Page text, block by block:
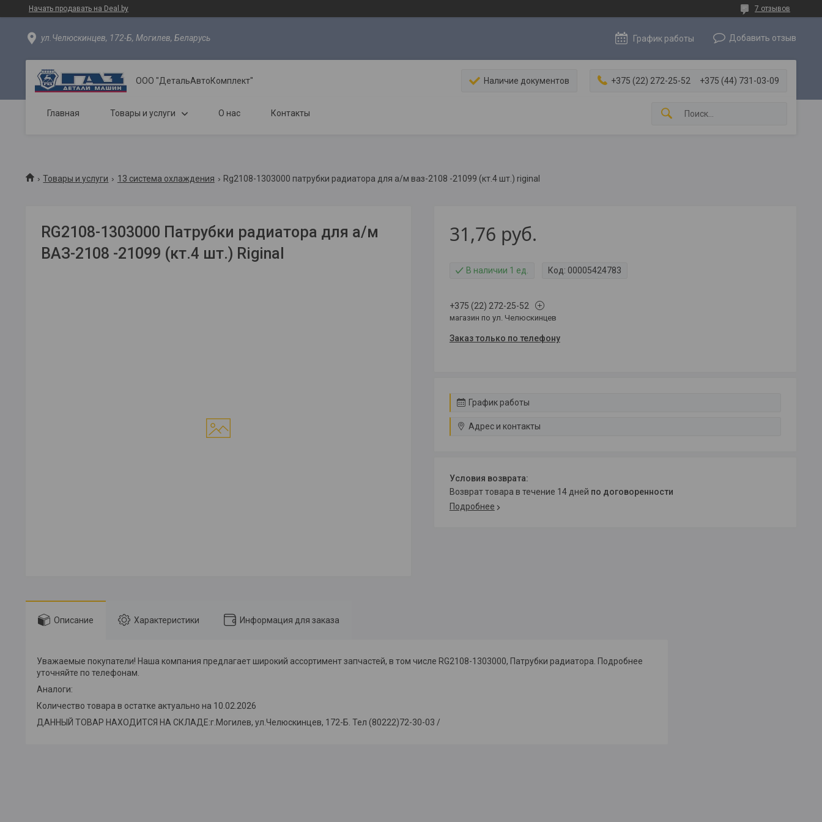
Начать продавать на Deal.by 7 отзывов
ул.Челюскинцев, 172-Б, Могилев, Беларусь График работы Добавить отзыв
ООО "ДетальАвтоКомплект" Наличие документов +375 (22) 272-25-52 +375 (44) 731-03-09
Главная Товары и услуги О нас Контакты
Товары и услуги 13 система охлаждения Rg2108-1303000 патрубки радиатора для а/м ваз-2108 -21099 (кт.4 шт.) riginal
RG2108-1303000 Патрубки радиатора для а/м
ВАЗ-2108 -21099 (кт.4 шт.) Riginal
31,76 руб.
В наличии 1 ед. Код: 00005424783
+375 (22) 272-25-52
магазин по ул. Челюскинцев
Заказ только по телефону
График работы
Адрес и контакты
возврат товара в течение 14 дней по договоренности
Подробнее
Описание Характеристики Информация для заказа
Уважаемые покупатели! Наша компания предлагает широкий ассортимент запчастей, в том числе RG2108-1303000, Патрубки радиатора. Подробнее
уточняйте по телефонам.
Аналоги:
Количество товара в остатке актуально на 10.02.2026
ДАННЫЙ ТОВАР НАХОДИТСЯ НА СКЛАДE:г.Могилев, ул.Челюскинцев, 172-Б. Тел (80222)72-30-03 /